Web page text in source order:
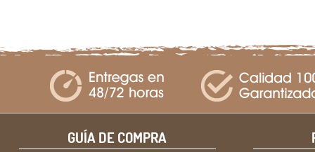
GUÍA DE COMPRA